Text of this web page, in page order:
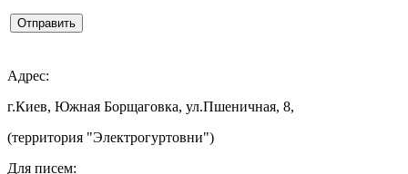
Отправить
Адрес:
г.Киев, Южная Борщаговка, ул.Пшеничная, 8,
(территория "Электрогуртовни")
Для писем: